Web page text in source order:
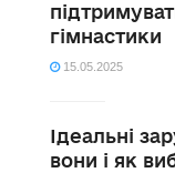
гімнастики
15.05.2025
Ідеальні
вони і як